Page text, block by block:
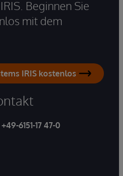
Beginnen Sie
mit dem
IRIS kostenlos
+49-6151-17 47-0